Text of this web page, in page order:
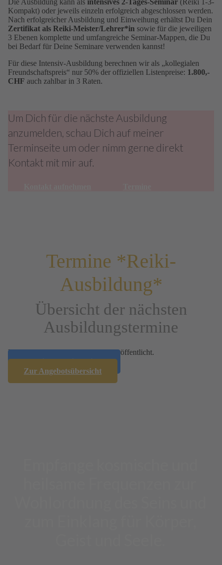
Die Ausbildung kann als intensives 2-Tages-Seminar (Reiki 1-3-
Kompakt) oder jeweils einzeln erfolgreich abgeschlossen werden.
Nach erfolgreicher Ausbildung und Einweihung erhältst Du Dein
Zertifikat als Reiki-Meister/Lehrer*in sowie für die jeweiligen
3 Ebenen komplette und umfangreiche Seminar-Mappen, die Du
bei Bedarf für Deine Seminare verwenden kannst!
Für diese Intensiv-Ausbildung berechnen wir als „kollegialen
Freundschaftspreis“ nur 50% der offiziellen Listenpreise: 1.800,-
CHF auch zahlbar in 3 Raten.
Um Dich für die nächste Ausbildung
anzumelden, schau Dich auf meiner
Terminseite um oder nimm gerne direkt
Kontakt mit mir auf.
Termine *Reiki-
Ausbildung*
Übersicht der nächsten
Ausbildungstermine
Die neuen Termine werden bald veröffentlicht.
Sonstige Termine zeigen
Zur Angebots­übersicht